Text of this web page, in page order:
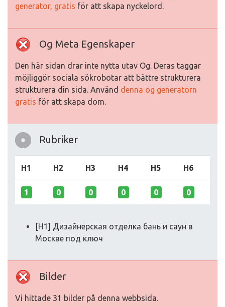
generator, gratis för att skapa nyckelord.
Og Meta Egenskaper
Den här sidan drar inte nytta utav Og. Deras taggar
möjliggör sociala sökrobotar att bättre strukturera
strukturera din sida. Använd denna og generatorn
gratis för att skapa dom.
Rubriker
H1 H2 H3 H4 H5 H6
1 0 0 0 0 0
[H1] Дизайнерская отделка бань и саун в
Москве под ключ
Bilder
Vi hittade 31 bilder på denna webbsida.